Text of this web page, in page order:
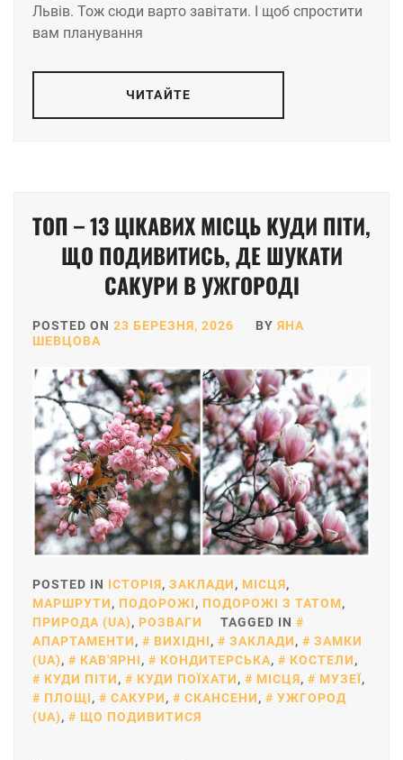
Львів. Тож сюди варто завітати. І щоб спростити
вам планування
ЧИТАЙТЕ
TOП – 13 ЦІКАВИХ МІСЦЬ КУДИ ПІТИ,
ЩО ПОДИВИТИСЬ, ДЕ ШУКАТИ
САКУРИ В УЖГОРОДІ
POSTED ON 23 БЕРЕЗНЯ, 2026 BY ЯНА
ШЕВЦОВА
POSTED IN ІСТОРІЯ, ЗАКЛАДИ, МІСЦЯ,
МАРШРУТИ, ПОДОРОЖІ, ПОДОРОЖІ З ТАТОМ,
ПРИРОДА (UA), РОЗВАГИ
TAGGED IN
АПАРТАМЕНТИ, ВИХІДНІ, ЗАКЛАДИ,
ЗАМКИ
(UA), КАВ'ЯРНІ, КОНДИТЕРСЬКА, КОСТЕЛИ,
КУДИ ПІТИ, КУДИ ПОЇХАТИ, МІСЦЯ, МУЗЕЇ,
ПЛОЩІ, САКУРИ, СКАНСЕНИ,
УЖГОРОД
(UA), ЩО ПОДИВИТИСЯ